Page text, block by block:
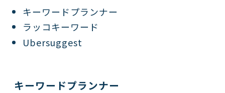
キーワードプランナー
ラッコキーワード
Ubersuggest
キーワードプランナー